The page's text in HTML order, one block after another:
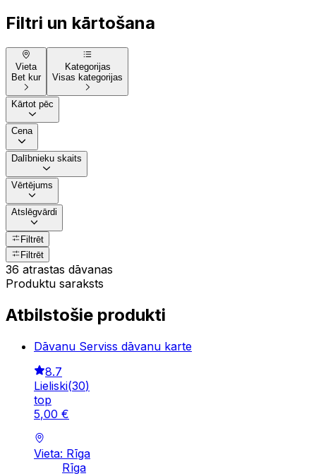
Filtri un kārtošana
Vieta
Bet kur
Kategorijas
Visas kategorijas
Kārtot pēc
Cena
Dalībnieku skaits
Vērtējums
Atslēgvārdi
Filtrēt
Filtrēt
36 atrastas dāvanas
Produktu saraksts
Atbilstošie produkti
Dāvanu Serviss dāvanu karte
8.7
Lieliski(30)
top
5,00 €
Vieta: Rīga
Rīga